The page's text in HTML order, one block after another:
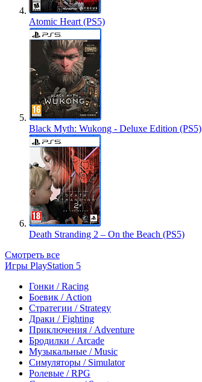
Atomic Heart (PS5)
Black Myth: Wukong - Deluxe Edition (PS5)
Death Stranding 2 – On the Beach (PS5)
Смотреть все
Игры PlayStation 5
Гонки / Racing
Боевик / Action
Стратегии / Strategy
Драки / Fighting
Приключения / Adventure
Бродилки / Arcade
Музыкальные / Music
Симуляторы / Simulator
Ролевые / RPG